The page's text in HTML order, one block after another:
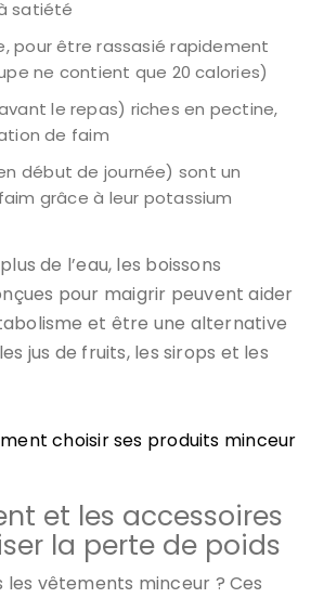
satiété
pour être rassasié rapidement
ne contient que 20 calories)
le repas) riches en pectine,
de faim
début de journée) sont un
grâce à leur potassium
de l’eau, les boissons
pour maigrir peuvent aider
et être une alternative
jus de fruits, les sirops et les
choisir ses produits minceur
et les accessoires
la perte de poids
les vêtements minceur ? Ces